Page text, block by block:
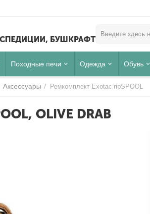
БУШКРАФТ
Походные печи Одежда Обувь
Аксессуары / Ремкомплект Exotac ripSPOOL
OLIVE DRAB